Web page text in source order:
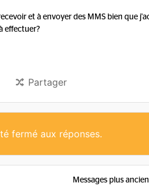
et à envoyer des MMS bien que
effectuer?
Partager
fermé aux réponses.
Messages plus